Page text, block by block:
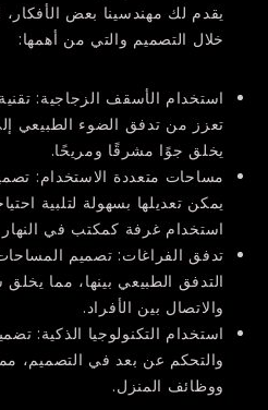
يقدم لك مهندسينا بعض الأفكار،
خلال التصميم والتي من أهمها:
استخدام الأسقف الزجاجية:
تعزز من تدفق الضوء الطبيعي
يخلق جوًا مشرقًا ومريحًا.
مساحات متعددة الاستخدام:
يمكن تعديلها بسهولة لتلبية
استخدام غرفة كمكتب في
تدفق الفراغات: تصميم
التدفق الطبيعي بينها، مما يخلق
والاتصال بين الأفراد.
استخدام التكنولوجيا الذكية:
والتحكم عن بعد في التصميم،
ووظائف المنزل.